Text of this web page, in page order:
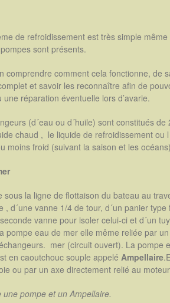
de refroidissement est très simple
sont présents.
comprendre comment cela fonctionne, de
et savoir les reconnaître afin de
réparation éventuelle lors d’avarie.
(d´eau ou d´huile) sont constitués de
chaud , le liquide de refroidissement ou
moins froid (suivant la saison et les
sous la ligne de flottaison du bateau au
, d´une vanne 1/4 de tour, d´un panier
vanne pour isoler celui-ci et d´un
pompe eau de mer elle même reliée par
mer (circuit ouvert). La pompe
en caoutchouc souple appelé Ampellaire
ou par un axe directement relié au
une pompe et un Ampellaire.